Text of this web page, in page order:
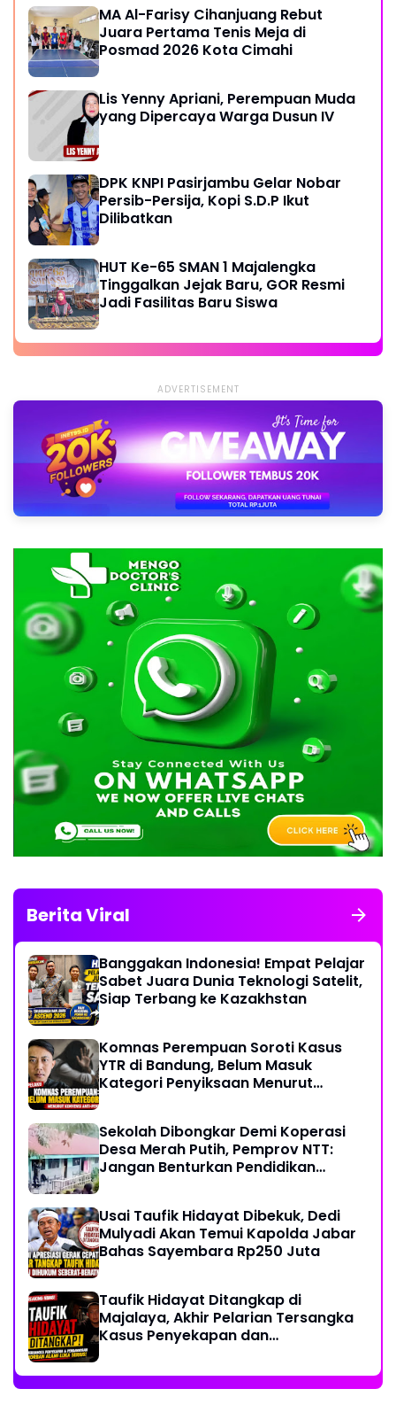
MA Al-Farisy Cihanjuang Rebut
Juara Pertama Tenis Meja di
Posmad 2026 Kota Cimahi
Lis Yenny Apriani, Perempuan Muda
yang Dipercaya Warga Dusun IV
DPK KNPI Pasirjambu Gelar Nobar
Persib-Persija, Kopi S.D.P Ikut
Dilibatkan
HUT Ke-65 SMAN 1 Majalengka
Tinggalkan Jejak Baru, GOR Resmi
Jadi Fasilitas Baru Siswa
ADVERTISEMENT
Berita Viral
Banggakan Indonesia! Empat Pelajar
Sabet Juara Dunia Teknologi Satelit,
Siap Terbang ke Kazakhstan
Komnas Perempuan Soroti Kasus
YTR di Bandung, Belum Masuk
Kategori Penyiksaan Menurut
Sekolah Dibongkar Demi Koperasi
Desa Merah Putih, Pemprov NTT:
Jangan Benturkan Pendidikan
Usai Taufik Hidayat Dibekuk, Dedi
Mulyadi Akan Temui Kapolda Jabar
Bahas Sayembara Rp250 Juta
Taufik Hidayat Ditangkap di
Majalaya, Akhir Pelarian Tersangka
Kasus Penyekapan dan